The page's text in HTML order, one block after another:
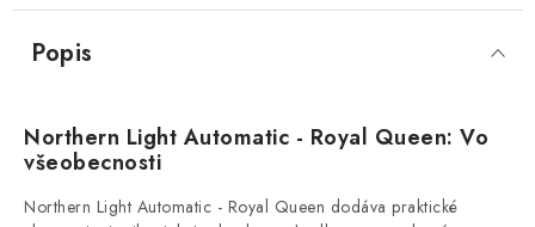
Popis
Northern Light Automatic - Royal Queen: Vo
všeobecnosti
Northern Light Automatic - Royal Queen dodáva praktické